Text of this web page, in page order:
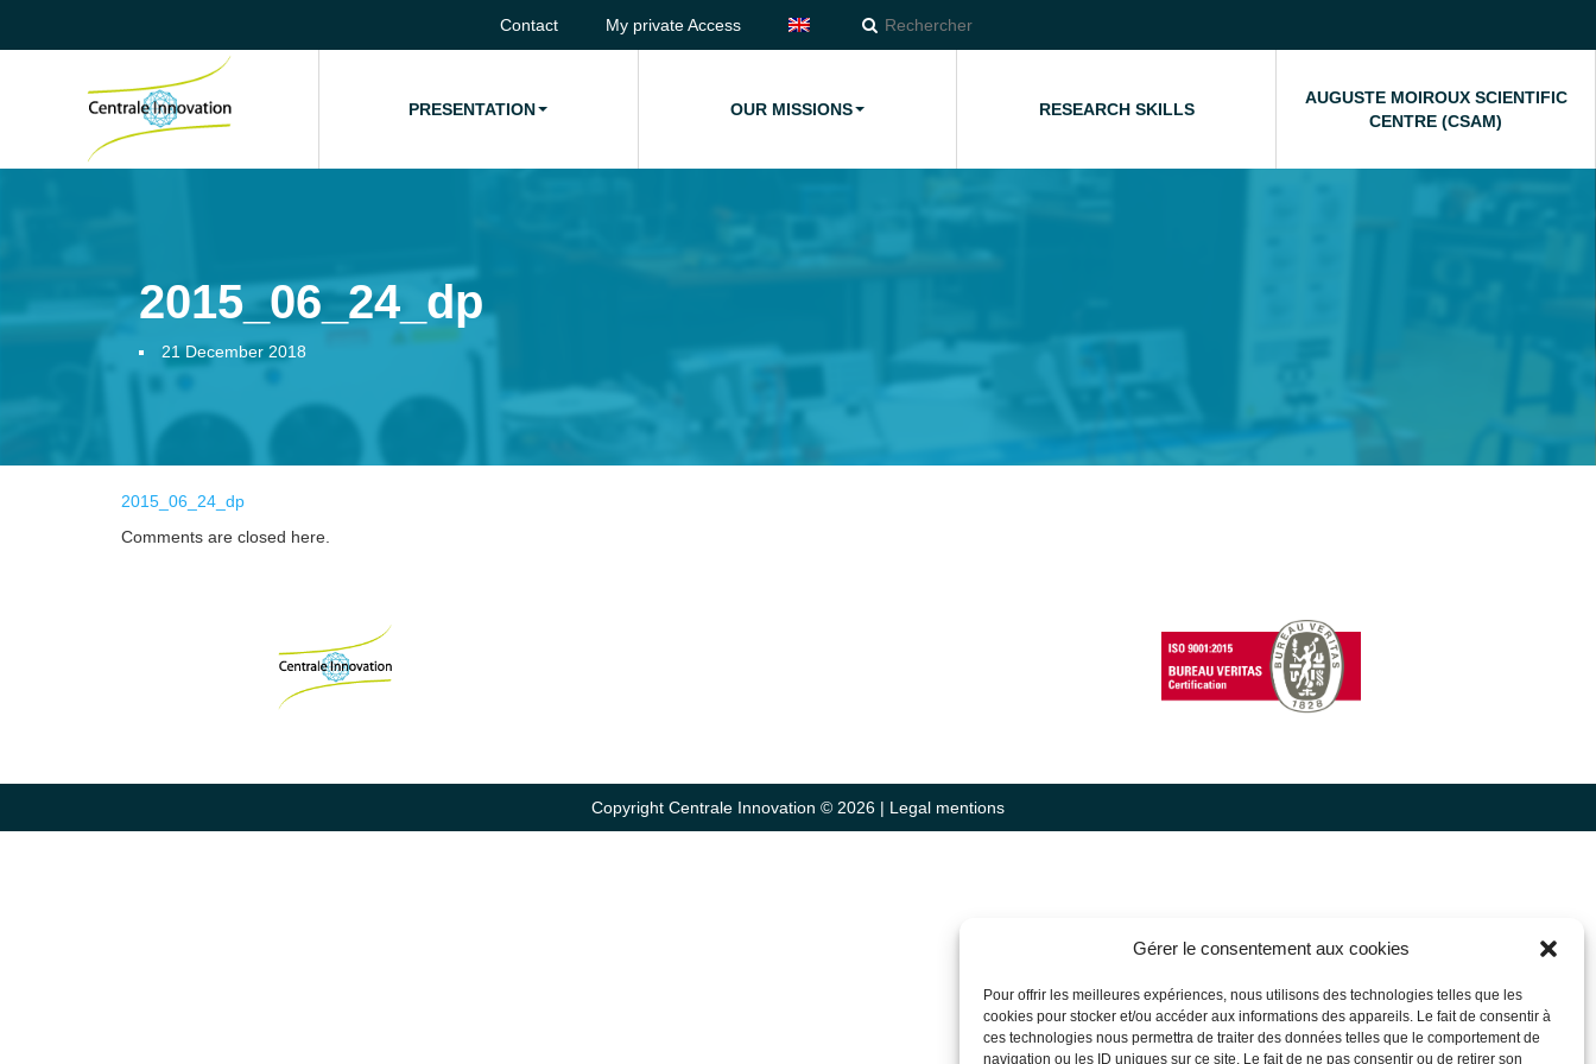
Gérer le consentement aux cookies
Pour offrir les meilleures expériences, nous utilisons des technologies telles que les
cookies pour stocker et/ou accéder aux informations des appareils. Le fait de consentir à
ces technologies nous permettra de traiter des données telles que le comportement de
navigation ou les ID uniques sur ce site. Le fait de ne pas consentir ou de retirer son
Contact My private Access
HOME PRESENTATION OUR MISSIONS RESEARCH SKILLS
AUGUSTE MOIROUX SCIENTIFIC
CENTRE (CSAM)
2015_06_24_dp
21 December 2018
2015_06_24_dp
Comments are closed here.
Copyright Centrale Innovation © 2026 | Legal mentions